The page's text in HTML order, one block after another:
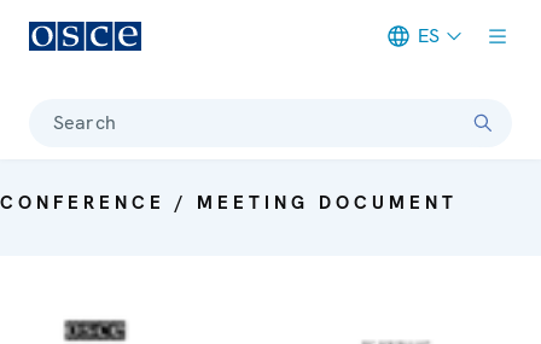
ES
Search
CONFERENCE / MEETING DOCUMENT